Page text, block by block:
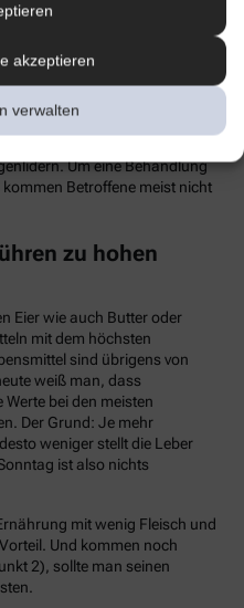
akzeptieren
verwalten
besser geschützt, bei ihnen
von 60 Jahren. Die familiäre
einer von 300 Personen
Herzinfarkten, Stents oder
man sein Cholesterin
können auch gelbliche
Um eine Behandlung
Betroffene meist nicht
zu hohen
Eier wie auch Butter oder
mit dem höchsten
sind übrigens von
weiß man, dass
bei den meisten
Der Grund: Je mehr
weniger stellt die Leber
ist also nichts
mit wenig Fleisch und
Und kommen noch
2), sollte man seinen